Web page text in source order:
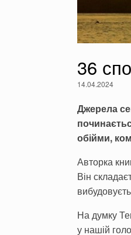
36
14.04.2024
Джерела
обійми,
Авторка
Він
На думку
у нашій